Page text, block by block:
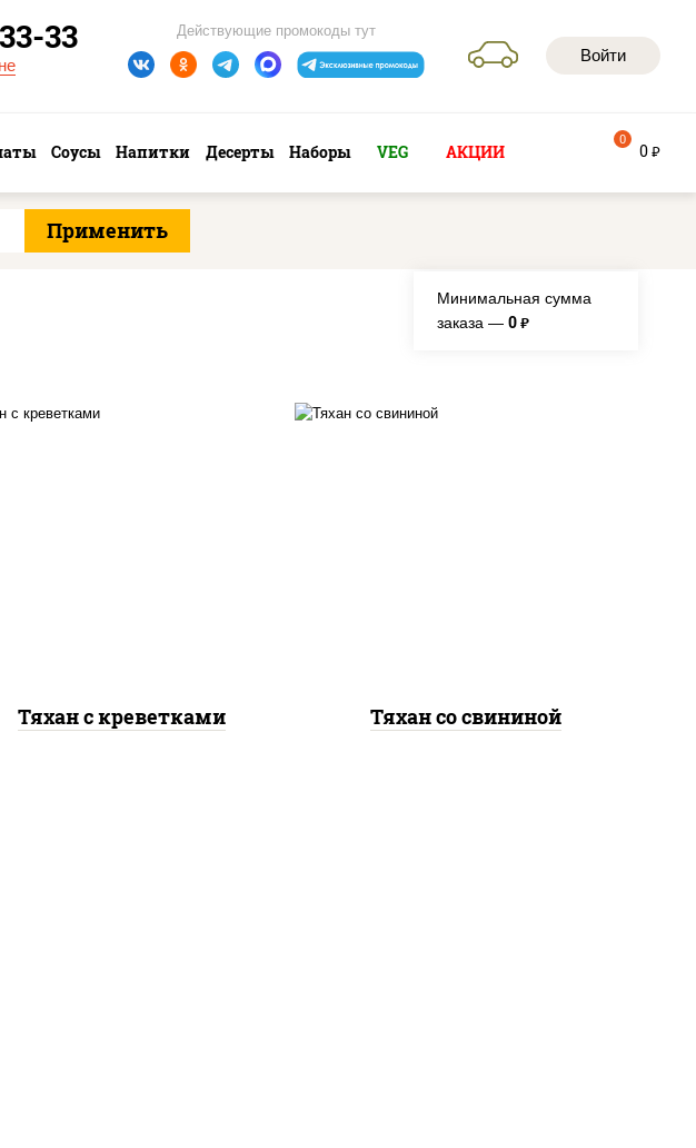
Войти
Действующие промокоды тут
33
Соусы Напитки Десерты Наборы VEG АКЦИИ 0 руб
0
Минимальная сумма
заказа — 0 руб.
Тяхан с креветками Тяхан со свининой